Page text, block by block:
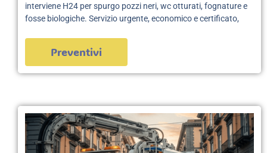
interviene H24 per spurgo pozzi neri, wc otturati, fognature e
fosse biologiche. Servizio urgente, economico e certificato,
Preventivi